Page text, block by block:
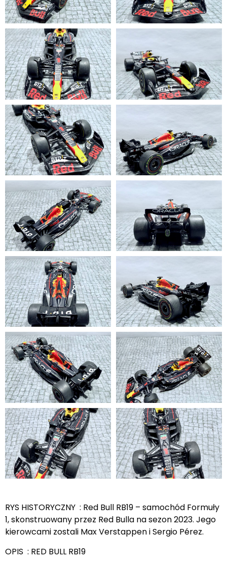
RYS HISTORYCZNY : Red Bull RB19 – samochód Formuły
1, skonstruowany przez Red Bulla na sezon 2023. Jego
kierowcami zostali Max Verstappen i Sergio Pérez.
OPIS : RED BULL RB19